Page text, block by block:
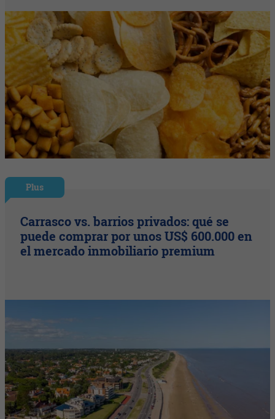
Plus
Carrasco vs. barrios privados: qué se
puede comprar por unos US$ 600.000 en
el mercado inmobiliario premium